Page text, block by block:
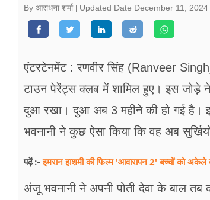
वीडियो
जीवन मंत्रा
सेहत
ब्‍यूटी
जॉब्स
By आराधना शर्मा
Updated Date December 11, 2024
एंटरटेनमेंट : रणवीर सिंह (Ranveer
टाउन पेरेंट्स क्लब में शामिल हुए। इस जोड़े
दुआ रखा। दुआ अब 3 महीने की हो गई है।
भवनानी ने कुछ ऐसा किया कि वह अब
पढ़ें :-इमरान हाशमी की फिल्म 'आवारापन 2' बच्चों को
अंजू भवनानी ने अपनी पोती देवा के बाल